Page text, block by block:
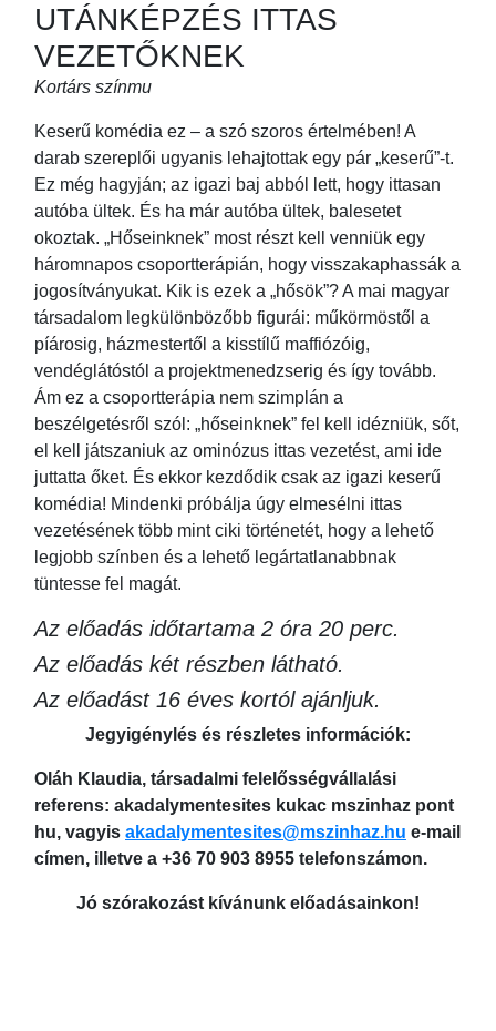
UTÁNKÉPZÉS ITTAS
VEZETŐKNEK
Kortárs színmu
Keserű komédia ez – a szó szoros értelmében! A
darab szereplői ugyanis lehajtottak egy pár „keserű”-t.
Ez még hagyján; az igazi baj abból lett, hogy ittasan
autóba ültek. És ha már autóba ültek, balesetet
okoztak. „Hőseinknek” most részt kell venniük egy
háromnapos csoportterápián, hogy visszakaphassák a
jogosítványukat. Kik is ezek a „hősök”? A mai magyar
társadalom legkülönbözőbb figurái: műkörmöstől a
píárosig, házmestertől a kisstílű maffiózóig,
vendéglátóstól a projektmenedzserig és így tovább.
Ám ez a csoportterápia nem szimplán a
beszélgetésről szól: „hőseinknek” fel kell idézniük, sőt,
el kell játszaniuk az ominózus ittas vezetést, ami ide
juttatta őket. És ekkor kezdődik csak az igazi keserű
komédia! Mindenki próbálja úgy elmesélni ittas
vezetésének több mint ciki történetét, hogy a lehető
legjobb színben és a lehető legártatlanabbnak
tüntesse fel magát.
Az előadás időtartama 2 óra 20 perc.
Az előadás két részben látható.
Az előadást 16 éves kortól ajánljuk.
Jegyigénylés és részletes információk:
Oláh Klaudia, társadalmi felelősségvállalási
referens: akadalymentesites kukac mszinhaz pont
hu, vagyis akadalymentesites@mszinhaz.hu e-mail
címen, illetve a +36 70 903 8955 telefonszámon.
Jó szórakozást kívánunk előadásainkon!